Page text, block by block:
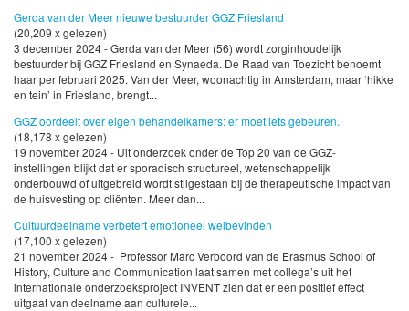
Gerda van der Meer nieuwe bestuurder GGZ Friesland
(20,209 x gelezen)
3 december 2024 - Gerda van der Meer (56) wordt zorginhoudelijk
bestuurder bij GGZ Friesland en Synaeda. De Raad van Toezicht benoemt
haar per februari 2025. Van der Meer, woonachtig in Amsterdam, maar ‘hikke
en tein’ in Friesland, brengt...
GGZ oordeelt over eigen behandelkamers: er moet iets gebeuren.
(18,178 x gelezen)
19 november 2024 - Uit onderzoek onder de Top 20 van de GGZ-
instellingen blijkt dat er sporadisch structureel, wetenschappelijk
onderbouwd of uitgebreid wordt stilgestaan bij de therapeutische impact van
de huisvesting op cliënten. Meer dan...
Cultuurdeelname verbetert emotioneel welbevinden
(17,100 x gelezen)
21 november 2024 - Professor Marc Verboord van de Erasmus School of
History, Culture and Communication laat samen met collega’s uit het
internationale onderzoeksproject INVENT zien dat er een positief effect
uitgaat van deelname aan culturele...